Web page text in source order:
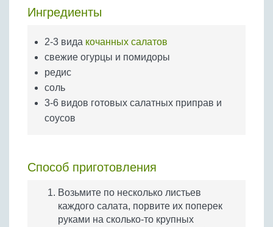
Крупы
Ингредиенты
2-3 вида кочанных салатов
свежие огурцы и помидоры
редис
соль
3-6 видов готовых салатных приправ и
соусов
Способ приготовления
Возьмите по несколько листьев
каждого салата, порвите их поперек
руками на сколько-то крупных